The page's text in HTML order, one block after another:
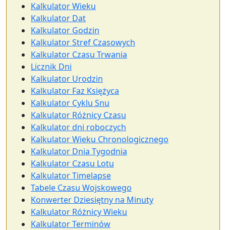
Kalkulator Wieku
Kalkulator Dat
Kalkulator Godzin
Kalkulator Stref Czasowych
Kalkulator Czasu Trwania
Licznik Dni
Kalkulator Urodzin
Kalkulator Faz Księżyca
Kalkulator Cyklu Snu
Kalkulator Różnicy Czasu
Kalkulator dni roboczych
Kalkulator Wieku Chronologicznego
Kalkulator Dnia Tygodnia
Kalkulator Czasu Lotu
Kalkulator Timelapse
Tabele Czasu Wojskowego
Konwerter Dziesiętny na Minuty
Kalkulator Różnicy Wieku
Kalkulator Terminów